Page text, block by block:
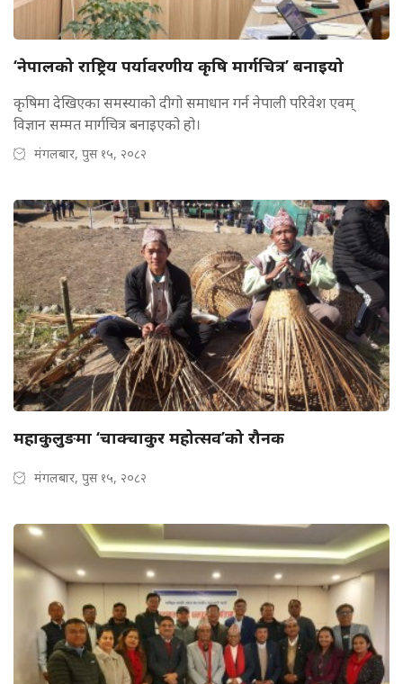
‘नेपालको राष्ट्रिय पर्यावरणीय कृषि मार्गचित्र’ बनाइयो
कृषिमा देखिएका समस्याको दीगो समाधान गर्न नेपाली परिवेश एवम्
विज्ञान सम्मत मार्गचित्र बनाइएको हो।
मंगलबार, पुस १५, २०८२
महाकुलुङमा ‘चाक्चाकुर महोत्सव’को रौनक
मंगलबार, पुस १५, २०८२